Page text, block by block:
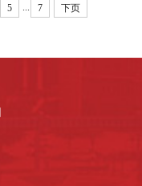
5 ... 7 下页